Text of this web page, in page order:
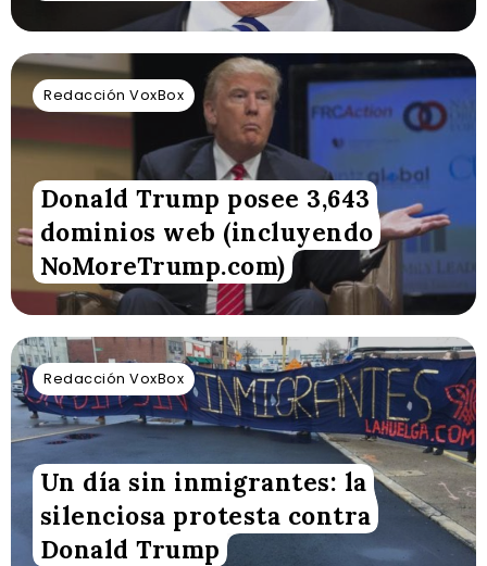
Redacción VoxBox
Donald Trump posee 3,643
dominios web (incluyendo
NoMoreTrump.com)
Redacción VoxBox
Un día sin inmigrantes: la
silenciosa protesta contra
Donald Trump